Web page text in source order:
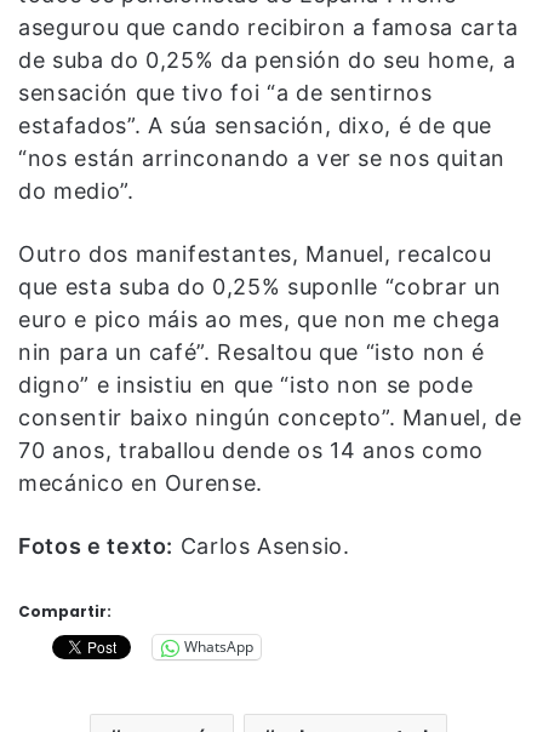
asegurou que cando recibiron a famosa carta
de suba do 0,25% da pensión do seu home, a
sensación que tivo foi “a de sentirnos
estafados”. A súa sensación, dixo, é de que
“nos están arrinconando a ver se nos quitan
do medio”.
Outro dos manifestantes, Manuel, recalcou
que esta suba do 0,25% suponlle “cobrar un
euro e pico máis ao mes, que non me chega
nin para un café”. Resaltou que “isto non é
digno” e insistiu en que “isto non se pode
consentir baixo ningún concepto”. Manuel, de
70 anos, traballou dende os 14 anos como
mecánico en Ourense.
Fotos e texto: Carlos Asensio.
Compartir:
WhatsApp